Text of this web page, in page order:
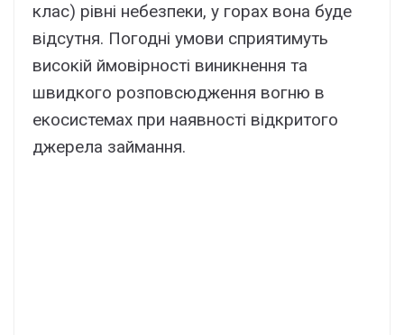
клас) рівні небезпеки, у горах вона буде
відсутня. Погодні умови сприятимуть
високій ймовірності виникнення та
швидкого розповсюдження вогню в
екосистемах при наявності відкритого
джерела займання.